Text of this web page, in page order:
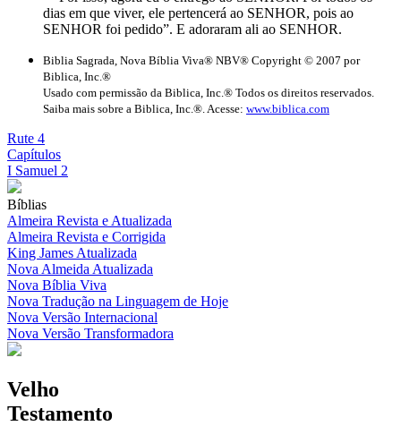
dias em que viver, ele pertencerá ao SENHOR, pois ao
SENHOR foi pedido”. E adoraram ali ao SENHOR.
Biblia Sagrada, Nova Bíblia Viva® NBV® Copyright © 2007 por
Biblica, Inc.®
Usado com permissão da Biblica, Inc.® Todos os direitos reservados.
Saiba mais sobre a Biblica, Inc.®. Acesse: www.biblica.com
Rute 4
Capítulos
I Samuel 2
Bíblias
Almeira Revista e Atualizada
Almeira Revista e Corrigida
King James Atualizada
Nova Almeida Atualizada
Nova Bíblia Viva
Nova Tradução na Linguagem de Hoje
Nova Versão Internacional
Nova Versão Transformadora
Velho
Testamento